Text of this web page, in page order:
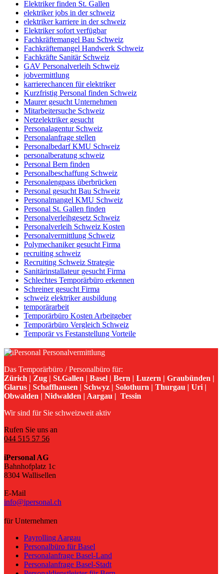
Elektriker finden St. Gallen
elektriker jobs in der schweiz
elektriker karriere in der schweiz
Elektriker sofort verfügbar
Fachkräftemangel Bau Schweiz
Fachkräftemangel Handwerk Schweiz
Fachkräfte Sanitär Schweiz
GAV Personalverleih Schweiz
jobvermittlung
karrierechancen für elektriker
Kurzfristig Personal finden Schweiz
Maurer gesucht Unternehmen
Mitarbeitersuche Schweiz
Netzelektriker gesucht
Personalagentur Schweiz
Personalanfrage stellen
Personalbedarf KMU Schweiz
personalberatung schweiz
Personal Bern finden
Personalbeschaffung Schweiz
Personalengpass überbrücken
Personal gesucht Bau Schweiz
Personalmangel KMU Schweiz
Personal St. Gallen finden
Personalverleihgesetz Schweiz
Personalverleih Schweiz Kosten
Personalvermittlung Schweiz
Polymechaniker gesucht Firma
recruiting schweiz
Recruiting Schweiz Strategie
Sanitärinstallateur gesucht Firma
Schlechtes Temporärbüro erkennen
Schreiner gesucht Firma
schweiz elektriker ausbildung
temporärarbeit
Temporärbüro Kosten Arbeitgeber
Temporärbüro Vergleich Schweiz
Temporär vs Festanstellung Vorteile
Das Temporärbüro / Personalbüro für:
Zürich | Zug | St.Gallen | Basel | Bern | Luzern | Graubünden |
Glarus | Schaffhausen | Schwyz | Solothurn | Thurgau | Uri |
Obwalden | Nidwalden | Aargau | Tessin
Wir sind für Sie schweizweit aktiv
Rufen Sie uns an
044 515 57 56
iPersonal AG
Bahnhofplatz 1c
8304 Wallisellen
E-Mail
info@ipersonal.ch
für Unternehmen
Payrolling Aargau
Personalbüro für Basel
Personalanfrage Basel-Land
Personalanfrage Basel-Stadt